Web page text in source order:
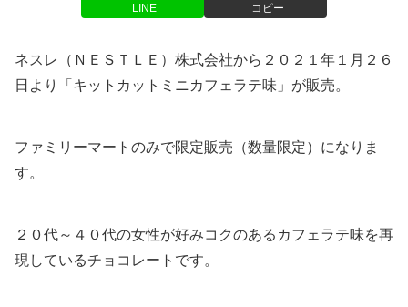
LINE コピー
ネスレ（ＮＥＳＴＬＥ）株式会社から２０２１年１月２６
日より「キットカットミニカフェラテ味」が販売。
ファミリーマートのみで限定販売（数量限定）になりま
す。
２０代～４０代の女性が好みコクのあるカフェラテ味を再
現しているチョコレートです。